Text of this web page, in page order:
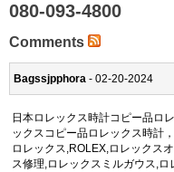
080-093-4800
Comments
Bagssjpphora - 02-20-2024
日本ロレックス時計コピー品ロ
ックスコピー品ロレックス時計
ロレックス,ROLEX,ロレックス
ス修理,ロレックスミルガウス,